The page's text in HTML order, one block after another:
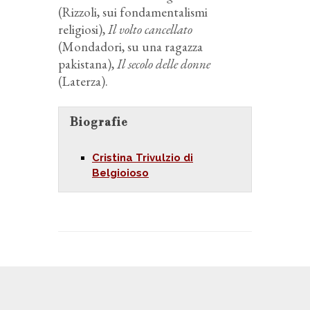
(Rizzoli, sui fondamentalismi
religiosi),Il volto cancellato
(Mondadori, su una ragazza
pakistana),Il secolo delle donne
(Laterza).
Biografie
Cristina Trivulzio di
Belgioioso